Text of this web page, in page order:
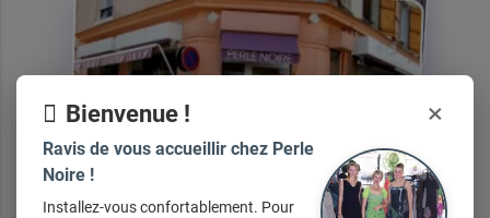
Bienvenue ! ×
Ravis de vous accueillir chez Perle
Noire !
Installez-vous confortablement. Pour